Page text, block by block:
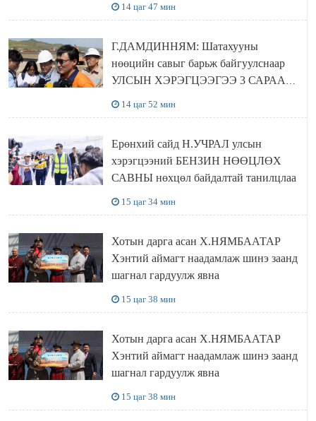
14 цаг 47 мин
Г.ДАМДИННЯМ: Шатахууны
нөөцийн савыг барьж байгуулснаар
УЛСЫН ХЭРЭГЦЭЭГЭЭ 3 САРААР
14 цаг 52 мин
Ерөнхий сайд Н.УЧРАЛ улсын
хэрэгцээний БЕНЗИН НӨӨЦЛӨХ
САВНЫ нөхцөл байдалтай танилцлаа
15 цаг 34 мин
Хотын дарга асан Х.НЯМБААТАР
Хэнтий аймагт наадамлаж шинэ заанд
шагнал гардуулж явна
15 цаг 38 мин
Хотын дарга асан Х.НЯМБААТАР
Хэнтий аймагт наадамлаж шинэ заанд
шагнал гардуулж явна
15 цаг 38 мин